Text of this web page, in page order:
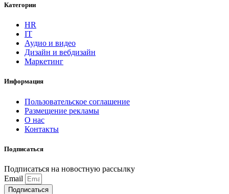
Категории
HR
IT
Аудио и видео
Дизайн и вебдизайн
Маркетинг
Информация
Пользовательское соглашение
Размещение рекламы
О нас
Контакты
Подписаться
Подписаться на новостную рассылку
Email
Подписаться